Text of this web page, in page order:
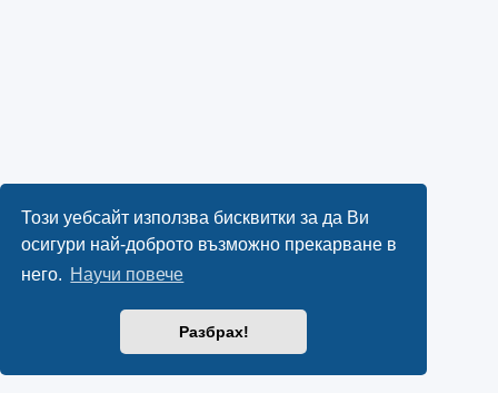
Този уебсайт използва бисквитки за да Ви
осигури най-доброто възможно прекарване в
него. Научи повече
Разбрах!